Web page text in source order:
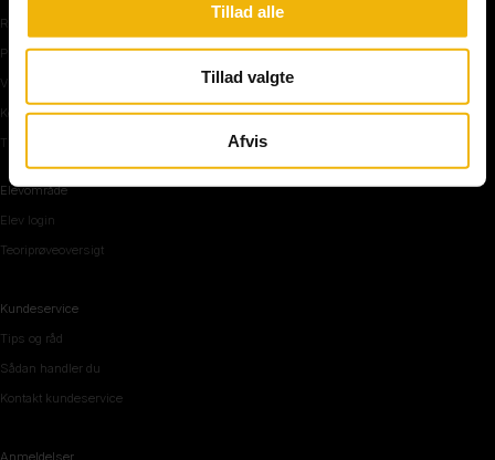
Tillad alle
Tillad valgte
Afvis
Rundkørsel og motorvej
Parkering, mørke og tunnel
Vi mennesker
Køreteknik
Tips og råd inden teoriprøven
Elevområde
Elev login
Teoriprøveoversigt
Kundeservice
Tips og råd
Sådan handler du
Kontakt kundeservice
Anmeldelser